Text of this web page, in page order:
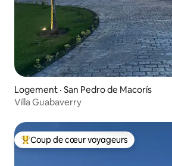
Logement · San Pedro de Macorís
Villa Guabaverry
Coup de cœur voyageurs parmi les plus
Coup de cœur voyageurs